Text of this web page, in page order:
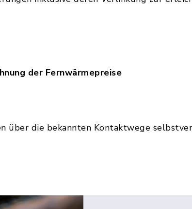
der Fernwärmepreise
über die bekannten Kontaktwege